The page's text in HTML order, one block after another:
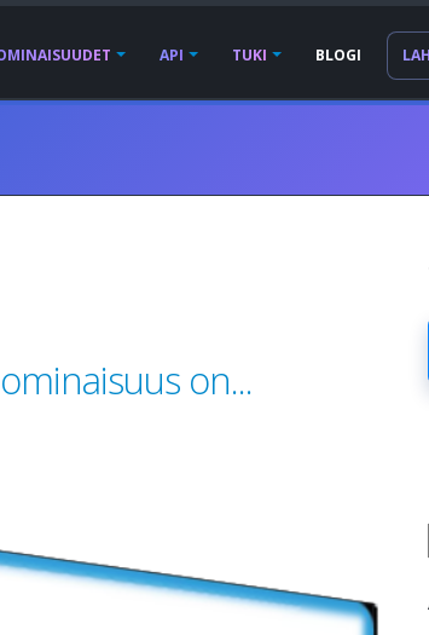
API TUKI BLOGI
on...